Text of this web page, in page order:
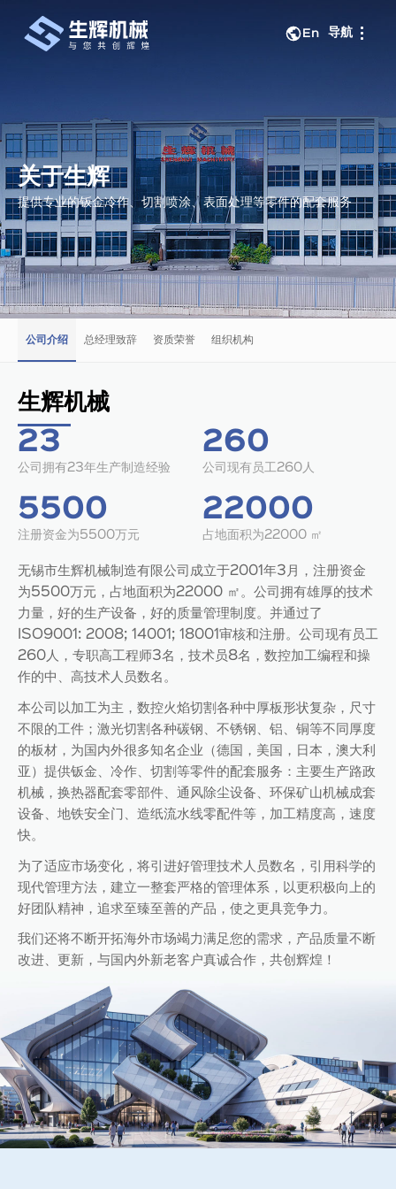
En
导航
关于生辉
提供专业的钣金冷作、切割喷涂、表面处理等零件的配套服务
公司介绍 总经理致辞 资质荣誉 组织机构
生辉机械
23
公司拥有23年生产制造经验
260
公司现有员工260人
5500
注册资金为5500万元
22000
占地面积为22000 ㎡
无锡市生辉机械制造有限公司成立于2001年3月，注册资金
为5500万元，占地面积为22000 ㎡。公司拥有雄厚的技术
力量，好的生产设备，好的质量管理制度。并通过了
ISO9001: 2008; 14001; 18001审核和注册。公司现有员工
260人，专职高工程师3名，技术员8名，数控加工编程和操
作的中、高技术人员数名。
本公司以加工为主，数控火焰切割各种中厚板形状复杂，尺寸
不限的工件；激光切割各种碳钢、不锈钢、铝、铜等不同厚度
的板材，为国内外很多知名企业（德国，美国，日本，澳大利
亚）提供钣金、冷作、切割等零件的配套服务：主要生产路政
机械，换热器配套零部件、通风除尘设备、环保矿山机械成套
设备、地铁安全门、造纸流水线零配件等，加工精度高，速度
快。
为了适应市场变化，将引进好管理技术人员数名，引用科学的
现代管理方法，建立一整套严格的管理体系，以更积极向上的
好团队精神，追求至臻至善的产品，使之更具竞争力。
我们还将不断开拓海外市场竭力满足您的需求，产品质量不断
改进、更新，与国内外新老客户真诚合作，共创辉煌！